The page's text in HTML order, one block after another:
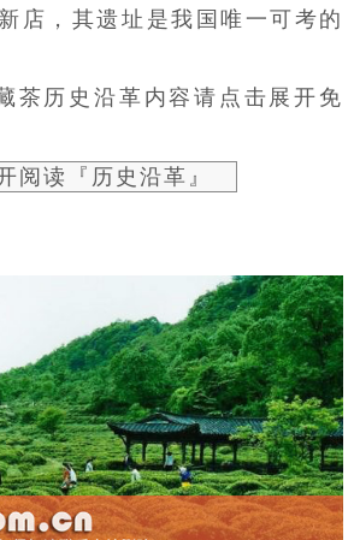
店，其遗址是我国唯一可考的
茶历史沿革内容请点击展开免
阅读『历史沿革』